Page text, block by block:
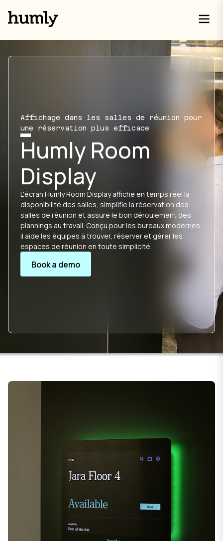
Affichage dans les salles de réunion pour
une réservation plus efficace
Humly Room
Display
L'écran Humly Room Display affiche en temps réel la
disponibilité des salles, simplifie la réservation des
salles de réunion et assure le bon déroulement des
plannings au travail. Conçu pour les bureaux modernes,
il aide les équipes à trouver, réserver et gérer les
espaces de réunion en toute simplicité.
Book a demo